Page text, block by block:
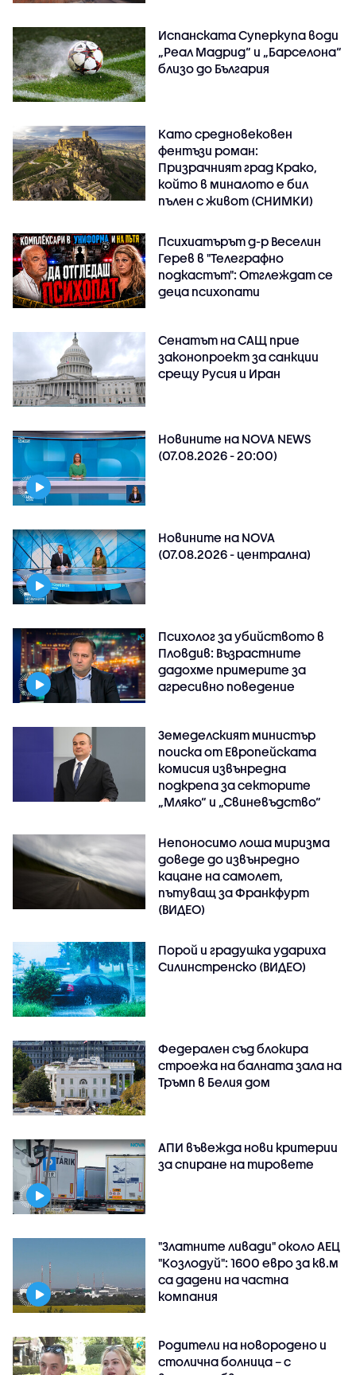
Испанската Суперкупа води
„Реал Мадрид“ и „Барселона“
близо до България
Като средновековен
фентъзи роман:
Призрачният град Крако,
който в миналото е бил
пълен с живот (СНИМКИ)
Психиатърът д-р Веселин
Герев в "Телеграфно
подкастът": Отглеждат се
деца психопати
Сенатът на САЩ прие
законопроект за санкции
срещу Русия и Иран
Новините на NOVA NEWS
(07.08.2026 - 20:00)
Новините на NOVA
(07.08.2026 - централна)
Психолог за убийството в
Пловдив: Възрастните
дадохме примерите за
агресивно поведение
Земеделският министър
поиска от Европейската
комисия извънредна
подкрепа за секторите
„Мляко“ и „Свиневъдство“
Непоносимо лоша миризма
доведе до извънредно
кацане на самолет,
пътуващ за Франкфурт
(ВИДЕО)
Порой и градушка удариха
Силинстренско (ВИДЕО)
Федерален съд блокира
строежа на балната зала на
Тръмп в Белия дом
АПИ въвежда нови критерии
за спиране на тировете
"Златните ливади" около АЕЦ
"Козлодуй": 1600 евро за кв.м
са дадени на частна
компания
Родители на новородено и
столична болница – с